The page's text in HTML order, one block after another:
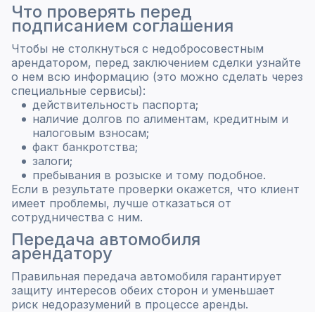
Что проверять перед
подписанием соглашения
Чтобы не столкнуться с недобросовестным
арендатором, перед заключением сделки узнайте
о нем всю информацию (это можно сделать через
специальные сервисы):
действительность паспорта;
наличие долгов по алиментам, кредитным и
налоговым взносам;
факт банкротства;
залоги;
пребывания в розыске и тому подобное.
Если в результате проверки окажется, что клиент
имеет проблемы, лучше отказаться от
сотрудничества с ним.
Передача автомобиля
арендатору
Правильная передача автомобиля гарантирует
защиту интересов обеих сторон и уменьшает
риск недоразумений в процессе аренды.